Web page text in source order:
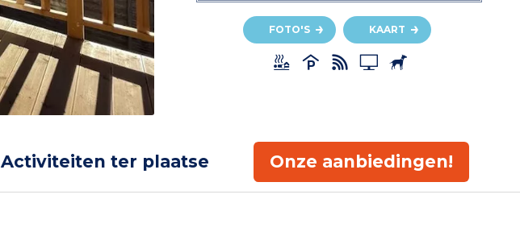
FOTO'S KAART
Activiteiten ter plaatse Onze aanbiedingen!